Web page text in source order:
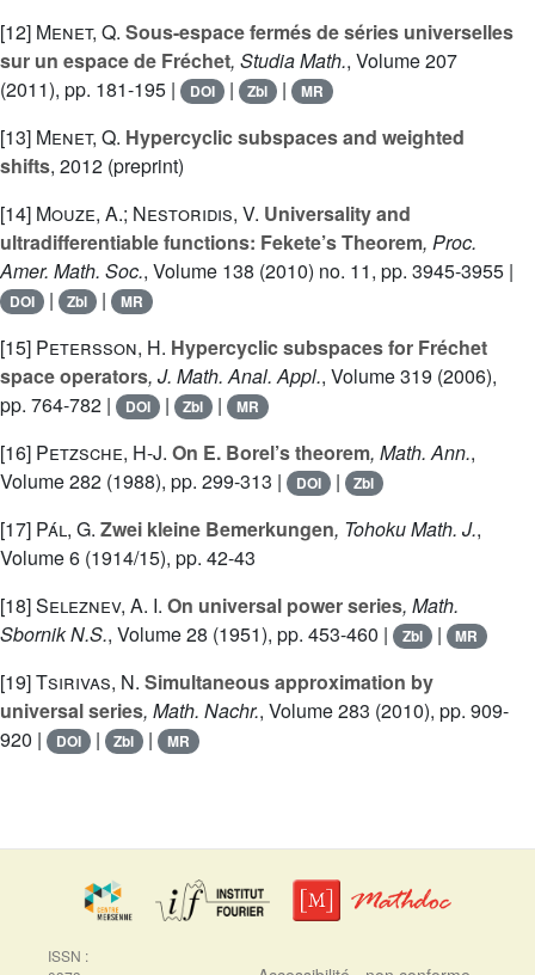
[12] Menet, Q. Sous-espace fermés de séries universelles
sur un espace de Fréchet, Studia Math., Volume 207
(2011), pp. 181-195 |
DOI | Zbl | MR
[13] Menet, Q. Hypercyclic subspaces and weighted
shifts, 2012 (preprint)
[14] Mouze, A.; Nestoridis, V. Universality and
ultradifferentiable functions: Fekete’s Theorem, Proc.
Amer. Math. Soc., Volume 138 (2010) no. 11, pp. 3945-3955 |
DOI | Zbl | MR
[15] Petersson, H. Hypercyclic subspaces for Fréchet
space operators, J. Math. Anal. Appl., Volume 319 (2006),
pp. 764-782 |
DOI | Zbl | MR
[16] Petzsche, H-J. On E. Borel’s theorem, Math. Ann.,
Volume 282 (1988), pp. 299-313 | DOI | Zbl
[17] Pál, G. Zwei kleine Bemerkungen, Tohoku Math. J.,
Volume 6 (1914/15), pp. 42-43
[18]Seleznev, A. I. On universal power series, Math.
Sbornik N.S., Volume 28 (1951), pp. 453-460 | Zbl | MR
[19]Tsirivas, N. Simultaneous approximation by
universal series, Math. Nachr., Volume 283 (2010), pp. 909-
920 |
DOI | Zbl | MR
ISSN :